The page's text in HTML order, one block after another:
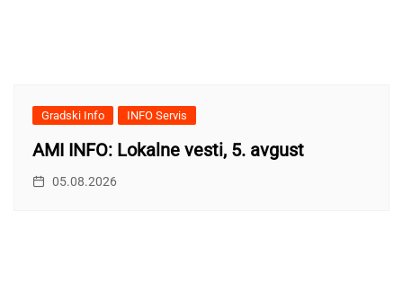
Gradski Info INFO Servis
AMI INFO: Lokalne vesti, 5. avgust
05.08.2026